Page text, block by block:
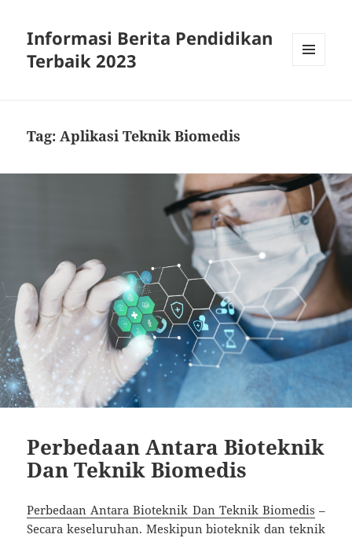
Informasi Berita Pendidikan
Terbaik 2023
Tag:Aplikasi Teknik Biomedis
Perbedaan Antara Bioteknik
Dan Teknik Biomedis
Perbedaan Antara Bioteknik Dan Teknik Biomedis –
Secara keseluruhan. Meskipun bioteknik dan teknik